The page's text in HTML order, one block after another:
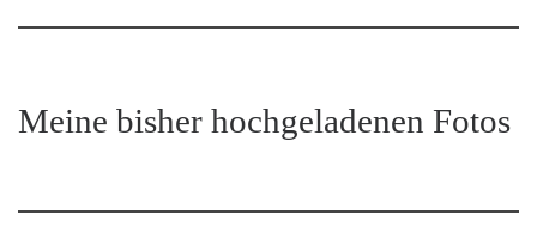
Meine bisher hochgeladenen Fotos